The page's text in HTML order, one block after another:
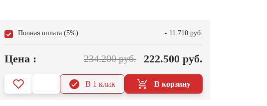
Полная оплата (5%) - 11.710 руб.
Цена : 234.200 руб. 222.500 руб.
В корзину
В 1 клик